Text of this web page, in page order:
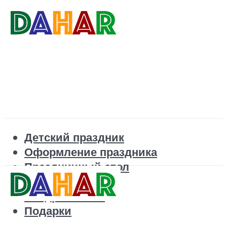
Детский праздник
Оформление праздника
Праздничный стол
Корпоратив
Поздравления
Подарки